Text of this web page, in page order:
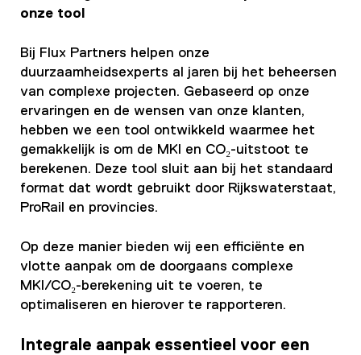
onze tool
Bij Flux Partners helpen onze
duurzaamheidsexperts al jaren bij het beheersen
van complexe projecten. Gebaseerd op onze
ervaringen en de wensen van onze klanten,
hebben we een tool ontwikkeld waarmee het
gemakkelijk is om de MKI en CO₂-uitstoot te
berekenen. Deze tool sluit aan bij het standaard
format dat wordt gebruikt door Rijkswaterstaat,
ProRail en provincies.
Op deze manier bieden wij een efficiënte en
vlotte aanpak om de doorgaans complexe
MKI/CO₂-berekening uit te voeren, te
optimaliseren en hierover te rapporteren.
Integrale aanpak essentieel voor een